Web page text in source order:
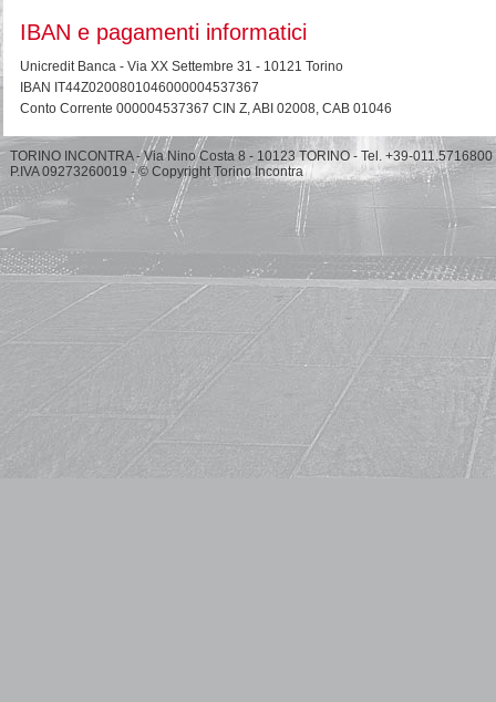
IBAN e pagamenti informatici
Unicredit Banca - Via XX Settembre 31 - 10121 Torino
IBAN IT44Z0200801046000004537367
Conto Corrente 000004537367 CIN Z, ABI 02008, CAB 01046
TORINO INCONTRA - Via Nino Costa 8 - 10123 TORINO - Tel. +39-011.5716800
P.IVA 09273260019 - © Copyright Torino Incontra